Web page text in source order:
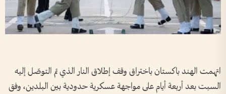
اتهمت الهند باكستان باختراق وقف إطلاق النار الذي تم التوصّل إليه
السبت بعد أربعة أيام على مواجهة عسكرية حدودية بين البلدين، وفق